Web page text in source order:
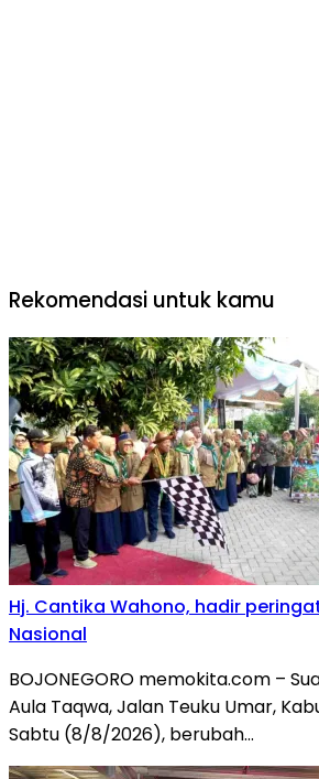
Rekomendasi untuk kamu
Hj. Cantika Wahono, hadir
Nasional
BOJONEGORO memokita.com –
Aula Taqwa, Jalan Teuku Umar,
Sabtu (8/8/2026), berubah…